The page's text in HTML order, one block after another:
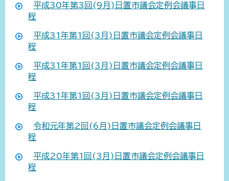
平成30年第3回(9月)日置市議会定例会議事日
程
平成31年第1回(3月)日置市議会定例会議事日
程
平成31年第1回(3月)日置市議会定例会議事日
程
平成31年第1回(3月)日置市議会定例会議事日
程
令和元年第2回(6月)日置市議会定例会議事日
程
平成20年第1回(3月)日置市議会定例会議事日
程